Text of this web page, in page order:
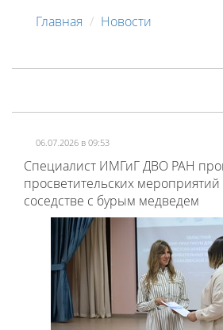
Главная Новости
06.07.2026 в 09:53
Специалист ИМГиГ ДВО РАН
просветительских
соседстве с бурым медведем